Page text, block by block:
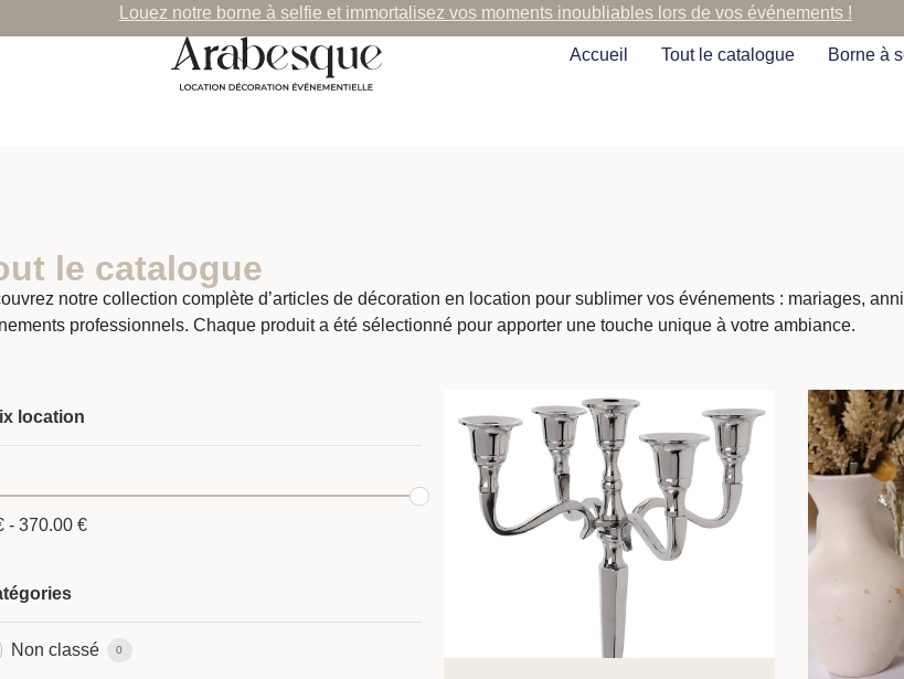
Louez notre borne à selfie et immortalisez vos moments inoubliables lors de vos événements !
Accueil Tout le catalogue Borne à
le catalogue
notre collection complète d’articles de décoration en location pour sublimer vos événements : mariages,
professionnels. Chaque produit a été sélectionné pour apporter une touche unique à votre ambiance.
location
- 370.00 €
Non classé 0